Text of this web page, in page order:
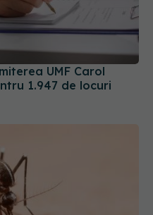
UMF Carol
1.947 de locuri